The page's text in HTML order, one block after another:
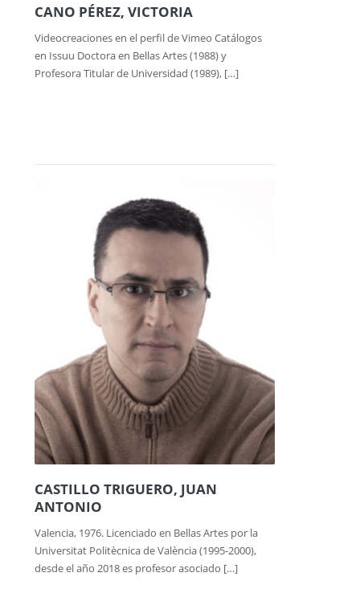
CANO PÉREZ, VICTORIA
Videocreaciones en el perfil de Vimeo Catálogos
en Issuu Doctora en Bellas Artes (1988) y
Profesora Titular de Universidad (1989), […]
CASTILLO TRIGUERO, JUAN
ANTONIO
Valencia, 1976. Licenciado en Bellas Artes por la
Universitat Politècnica de València (1995-2000),
desde el año 2018 es profesor asociado […]